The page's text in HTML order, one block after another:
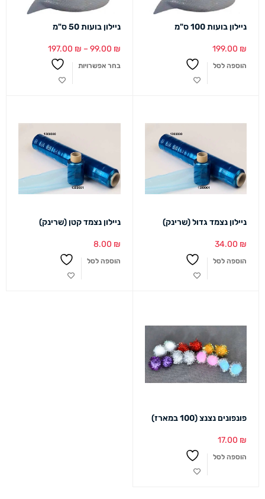
ניילון בועות 100 ס"מ
199.00 ₪
הוספה לסל
ניילון בועות 50 ס"מ
99.00 ₪
–
197.00 ₪
בחר אפשרויות
ניילון נצמד גדול (שרינק)
34.00 ₪
הוספה לסל
ניילון נצמד קטן (שרינק)
8.00 ₪
הוספה לסל
פונפונים נצנצ (100 במארז)
17.00 ₪
הוספה לסל